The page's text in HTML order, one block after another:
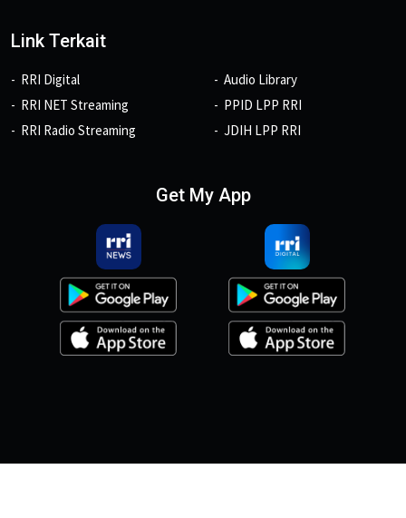
Link Terkait
RRI Digital
RRI NET Streaming
RRI Radio Streaming
Audio Library
PPID LPP RRI
JDIH LPP RRI
Get My App